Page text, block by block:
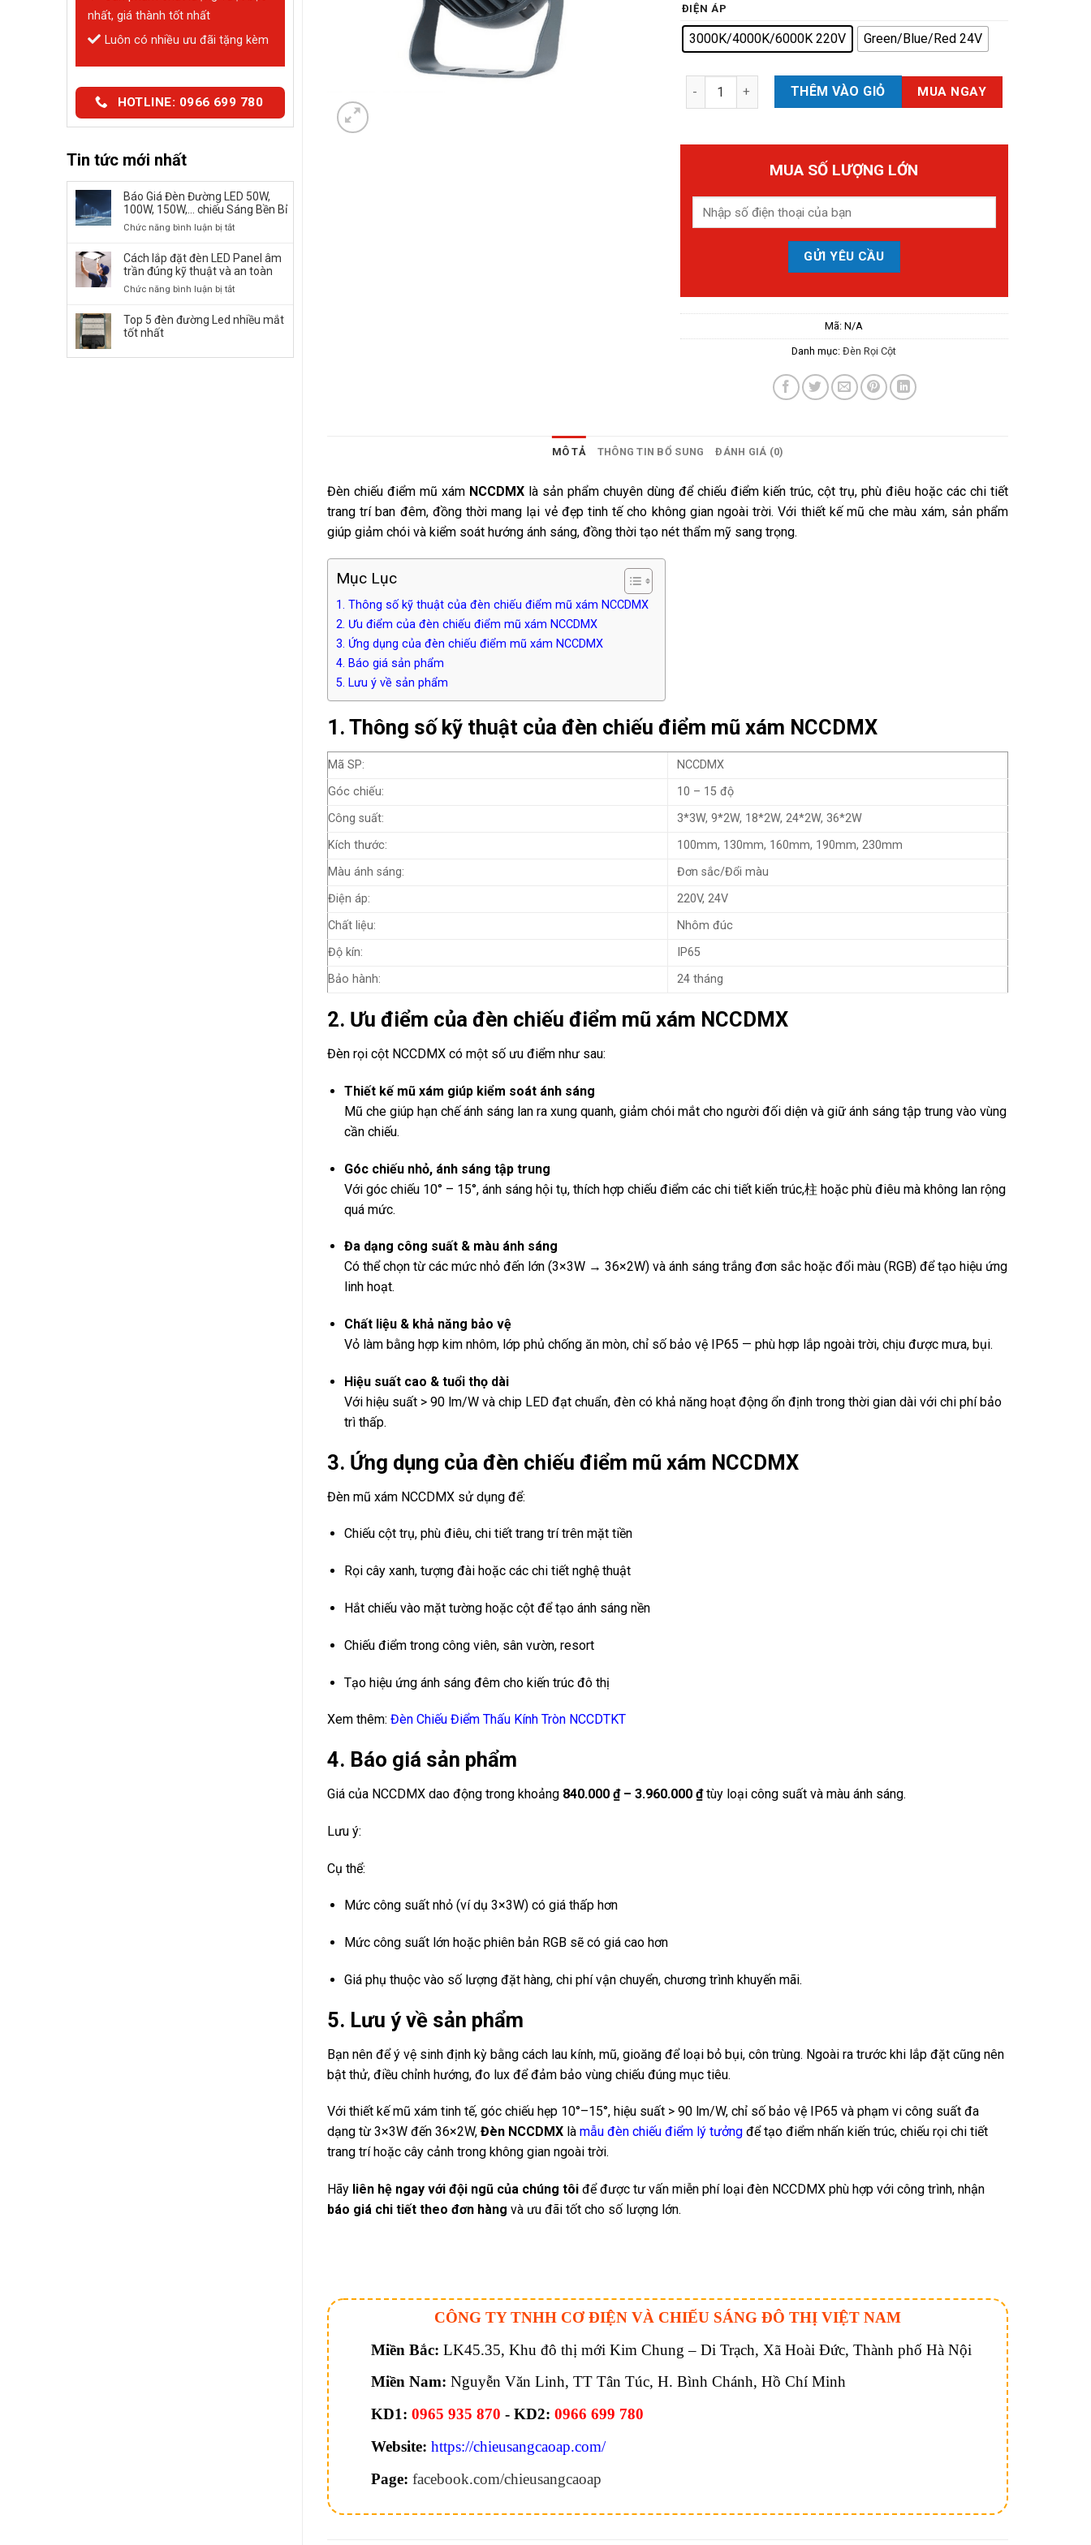
nhất, giá thành tốt nhất
Luôn có nhiều ưu đãi tặng kèm
HOTLINE: 0966 699 780
Tin tức mới nhất
Báo Giá Đèn Đường LED 50W,
100W, 150W,… chiếu Sáng Bền Bỉ
Chức năng bình luận bị tắtở
Giá
Đèn
LED
100W,
Cách lắp đặt đèn LED Panel âm
trần đúng kỹ thuật và an toàn
Chức năng bình luận bị tắtở
lắp
LED
Top 5 đèn đường Led nhiều mắt
tốt nhất
ĐIỆN ÁP
3000K/4000K/6000K 220V Green/Blue/Red 24V
Đèn Chiếu Điểm Mũ Xám NCCDMX số lượng
THÊM VÀO GIỎ MUA NGAY
MUA SỐ LƯỢNG LỚN
Mã:N/A
Danh mục:Đèn Rọi Cột
MÔ TẢ THÔNG TIN BỔ SUNG ĐÁNH GIÁ (0)
Đèn chiếu điểm mũ xám NCCDMX là sản phẩm chuyên dùng để chiếu điểm kiến trúc, cột trụ, phù điêu hoặc các chi tiết
trang trí ban đêm, đồng thời mang lại vẻ đẹp tinh tế cho không gian ngoài trời. Với thiết kế mũ che màu xám, sản phẩm
giúp giảm chói và kiểm soát hướng ánh sáng, đồng thời tạo nét thẩm mỹ sang trọng.
Mục Lục
1. Thông số kỹ thuật của đèn chiếu điểm mũ xám NCCDMX
2. Ưu điểm của đèn chiếu điểm mũ xám NCCDMX
3. Ứng dụng của đèn chiếu điểm mũ xám NCCDMX
4. Báo giá sản phẩm
5. Lưu ý về sản phẩm
1. Thông số kỹ thuật của đèn chiếu điểm mũ xám NCCDMX
Mã SP:
NCCDMX
Góc chiếu:
10 – 15 độ
Công suất:
3*3W, 9*2W, 18*2W, 24*2W, 36*2W
Kích thước:
100mm, 130mm, 160mm, 190mm, 230mm
Màu ánh sáng:
Đơn sắc/Đổi màu
Điện áp:
220V, 24V
Chất liệu:
Nhôm đúc
Độ kín:
IP65
Bảo hành:
24 tháng
2. Ưu điểm của đèn chiếu điểm mũ xám NCCDMX
Đèn rọi cột NCCDMX có một số ưu điểm như sau:
Thiết kế mũ xám giúp kiểm soát ánh sáng
Mũ che giúp hạn chế ánh sáng lan ra xung quanh, giảm chói mắt cho người đối diện và giữ ánh sáng tập trung vào vùng
cần chiếu.
Góc chiếu nhỏ, ánh sáng tập trung
Với góc chiếu 10° – 15°, ánh sáng hội tụ, thích hợp chiếu điểm các chi tiết kiến trúc,柱 hoặc phù điêu mà không lan rộng
quá mức.
Đa dạng công suất & màu ánh sáng
Có thể chọn từ các mức nhỏ đến lớn (3×3W → 36×2W) và ánh sáng trắng đơn sắc hoặc đổi màu (RGB) để tạo hiệu ứng
linh hoạt.
Chất liệu & khả năng bảo vệ
Vỏ làm bằng hợp kim nhôm, lớp phủ chống ăn mòn, chỉ số bảo vệ IP65 — phù hợp lắp ngoài trời, chịu được mưa, bụi.
Hiệu suất cao & tuổi thọ dài
Với hiệu suất > 90 lm/W và chip LED đạt chuẩn, đèn có khả năng hoạt động ổn định trong thời gian dài với chi phí bảo
trì thấp.
3. Ứng dụng của đèn chiếu điểm mũ xám NCCDMX
Đèn mũ xám NCCDMX sử dụng để:
Chiếu cột trụ, phù điêu, chi tiết trang trí trên mặt tiền
Rọi cây xanh, tượng đài hoặc các chi tiết nghệ thuật
Hắt chiếu vào mặt tường hoặc cột để tạo ánh sáng nền
Chiếu điểm trong công viên, sân vườn, resort
Tạo hiệu ứng ánh sáng đêm cho kiến trúc đô thị
Xem thêm: Đèn Chiếu Điểm Thấu Kính Tròn NCCDTKT
4. Báo giá sản phẩm
Giá của NCCDMX dao động trong khoảng 840.000 ₫ – 3.960.000 ₫tùy loại công suất và màu ánh sáng.
Lưu ý:
Cụ thể:
Mức công suất nhỏ (ví dụ 3×3W) có giá thấp hơn
Mức công suất lớn hoặc phiên bản RGB sẽ có giá cao hơn
Giá phụ thuộc vào số lượng đặt hàng, chi phí vận chuyển, chương trình khuyến mãi.
5. Lưu ý về sản phẩm
Bạn nên để ý vệ sinh định kỳ bằng cách lau kính, mũ, gioăng để loại bỏ bụi, côn trùng. Ngoài ra trước khi lắp đặt cũng nên
bật thử, điều chỉnh hướng, đo lux để đảm bảo vùng chiếu đúng mục tiêu.
Với thiết kế mũ xám tinh tế, góc chiếu hẹp 10°–15°, hiệu suất > 90 lm/W, chỉ số bảo vệ IP65 và phạm vi công suất đa
dạng từ 3×3W đến 36×2W, Đèn NCCDMX là mẫu đèn chiếu điểm lý tưởng để tạo điểm nhấn kiến trúc, chiếu rọi chi tiết
trang trí hoặc cây cảnh trong không gian ngoài trời.
Hãy liên hệ ngay với đội ngũ của chúng tôi để được tư vấn miễn phí loại đèn NCCDMX phù hợp với công trình, nhận
báo giá chi tiết theo đơn hàng và ưu đãi tốt cho số lượng lớn.
CÔNG TY TNHH CƠ ĐIỆN VÀ CHIẾU SÁNG ĐÔ THỊ VIỆT NAM
Miền Bắc: LK45.35, Khu đô thị mới Kim Chung – Di Trạch, Xã Hoài Đức, Thành phố Hà Nội
Miền Nam: Nguyễn Văn Linh, TT Tân Túc, H. Bình Chánh, Hồ Chí Minh
KD1: 0965 935 870 - KD2: 0966 699 780
Website: https://chieusangcaoap.com/
Page: facebook.com/chieusangcaoap